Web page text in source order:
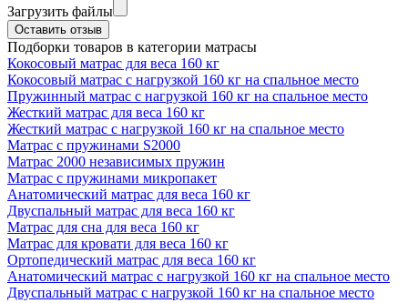
Загрузить файлы
Оставить отзыв
Подборки товаров в категории матрасы
Кокосовый матрас для веса 160 кг
Кокосовый матрас с нагрузкой 160 кг на спальное место
Пружинный матрас с нагрузкой 160 кг на спальное место
Жесткий матрас для веса 160 кг
Жесткий матрас с нагрузкой 160 кг на спальное место
Матрас с пружинами S2000
Матрас 2000 независимых пружин
Матрас с пружинами микропакет
Анатомический матрас для веса 160 кг
Двуспальный матрас для веса 160 кг
Матрас для сна для веса 160 кг
Матрас для кровати для веса 160 кг
Ортопедический матрас для веса 160 кг
Анатомический матрас с нагрузкой 160 кг на спальное место
Двуспальный матрас с нагрузкой 160 кг на спальное место